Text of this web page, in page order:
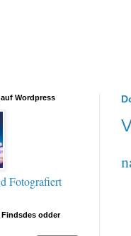
Wordpress
Fotografiert
odder